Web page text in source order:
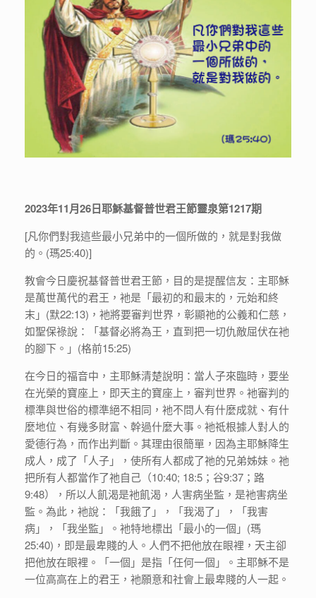
2023年11月26日耶穌基督普世君王節靈泉第1217期
[凡你們對我這些最小兄弟中的一個所做的，就是對我做
的。(瑪25:40)]
教會今日慶祝基督普世君王節，目的是提醒信友：主耶穌
是萬世萬代的君王，衪是「最初的和最末的，元始和終
末」(默22:13)，衪將要審判世界，彰顯祂的公義和仁慈，
如聖保祿說：「基督必將為王，直到把一切仇敵屈伏在衪
的腳下。」(格前15:25)
在今日的福音中，主耶穌清楚說明：當人子來臨時，要坐
在光榮的寶座上，即天主的寶座上，審判世界。衪審判的
標準與世俗的標準絕不相同，衪不問人有什麼成就、有什
麼地位、有幾多財富、幹過什麼大事。衪祗根據人對人的
愛德行為，而作出判斷。其理由很簡單，因為主耶穌降生
成人，成了「人子」，使所有人都成了祂的兄弟姊妹。祂
把所有人都當作了祂自己（10:40; 18:5；谷9:37；路
9:48），所以人飢渴是衪飢渴，人害病坐監，是衪害病坐
監。為此，衪說：「我餓了」，「我渴了」，「我害
病」，「我坐監」。衪特地標出「最小的一個」(瑪
25:40)，即是最卑賤的人。人們不把他放在眼裡，天主卻
把他放在眼裡。「一個」是指「任何一個」。主耶穌不是
一位高高在上的君王，衪願意和社會上最卑賤的人一起。